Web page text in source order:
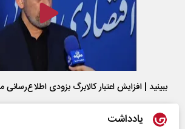
ببینید | افزایش اعتبار کالابرگ بزودی
یادداشت